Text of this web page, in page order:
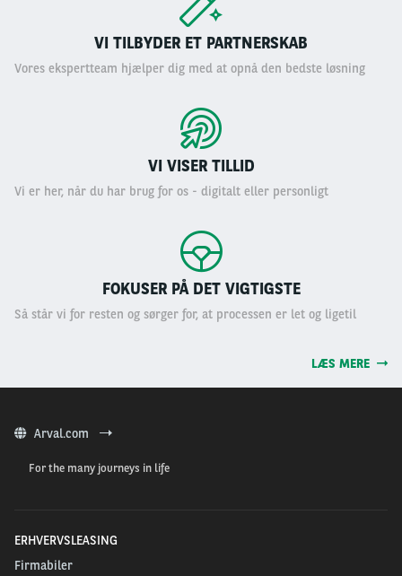
VI TILBYDER ET PARTNERSKAB
Vores ekspertteam hjælper dig med at opnå den bedste løsning
VI VISER TILLID
Vi er her, når du har brug for os - digitalt eller personligt
FOKUSER PÅ DET VIGTIGSTE
Så står vi for resten og sørger for, at processen er let og ligetil
LÆS MERE
Arval.com
For the many journeys in life
ERHVERVSLEASING
Firmabiler